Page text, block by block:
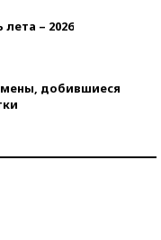
– 2026
добившиеся